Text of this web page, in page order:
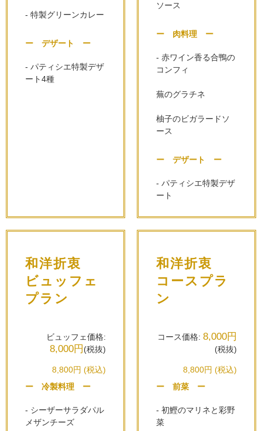
- 特製グリーンカレー
ー デザート ー
- パティシエ特製デザ
ート4種
ソース
ー 肉料理 ー
- 赤ワイン香る合鴨の
コンフィ
蕪のグラチネ
柚子のビガラードソ
ース
ー デザート ー
- パティシエ特製デザ
ート
和洋折衷
ビュッフェ
プラン
ビュッフェ価格:
8,000円 (税抜)
8,800円 (税込)
ー 冷製料理 ー
- シーザーサラダパル
メザンチーズ
和洋折衷
コースプラ
ン
コース価格: 8,000円
(税抜)
8,800円 (税込)
ー 前菜 ー
- 初鰹のマリネと彩野
菜